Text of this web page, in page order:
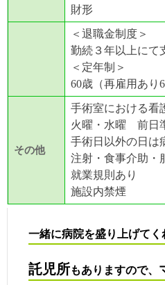
財形
＜退職金制度＞
勤続３年以上にて
＜定年制＞
60歳（再雇用あり
その他
手術室における
火曜・水曜 前日
手術日以外の日は
注射・食事介助・
就業規則あり
施設内禁煙
一緒に病院を盛り上げてく
託児所もありますので、